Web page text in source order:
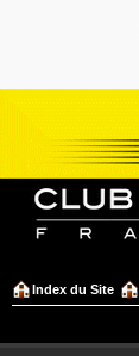
Index du Site